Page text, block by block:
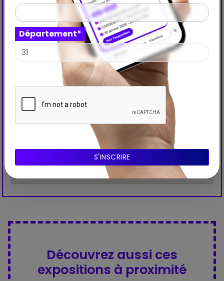
Découvrez aussi ces
expositions à proximité
Département*